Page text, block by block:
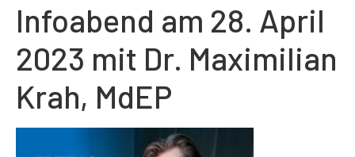
Infoabend am 28. April
2023 mit Dr. Maximilian
Krah, MdEP